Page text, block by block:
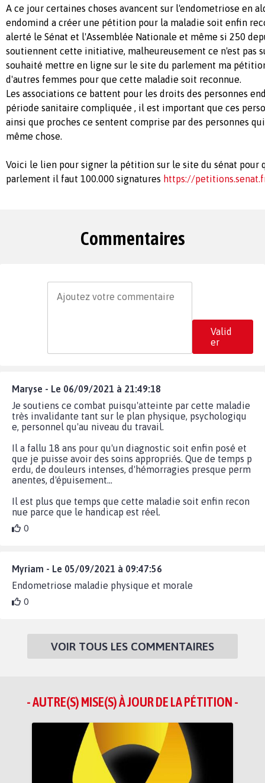
A ce jour certaines choses avancent sur l'endometriose en
endomind a créer une pétition pour la maladie soit enfin
alerté le Sénat et l'Assemblée Nationale et même si 250
soutiennent cette initiative, malheureusement ce n'est pas
souhaité mettre en ligne sur le site du parlement ma
d'autres femmes pour que cette maladie soit reconnue.
Les associations ce battent pour les droits des personnes
période sanitaire compliquée , il est important que ces
ainsi que proches ce sentent comprise par des personnes
même chose.
Voici le lien pour signer la pétition sur le site du sénat pour
parlement il faut 100.000 signatures https://
Commentaires
Valid
er
Maryse - Le 06/09/2021 à 21:49:18
Je soutiens ce combat puisqu'atteinte par cette maladie
très invalidante tant sur le plan physique, psychologiqu
e, personnel qu'au niveau du travail.
Il a fallu 18 ans pour qu'un diagnostic soit enfin posé et
que je puisse avoir des soins appropriés. Que de temps p
erdu, de douleurs intenses, d'hémorragies presque perm
anentes, d'épuisement...
Il est plus que temps que cette maladie soit enfin recon
nue parce que le handicap est réel.
0
Myriam - Le 05/09/2021 à 09:47:56
Endometriose maladie physique et morale
0
VOIR TOUS LES COMMENTAIRES
- AUTRE(S) MISE(S) À JOUR DE LA PÉTITION -